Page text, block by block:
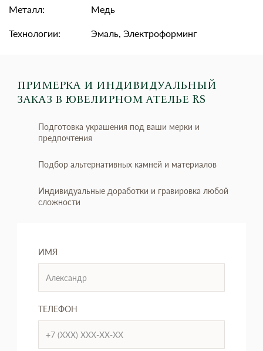
Металл:
Медь
Технологии:
Эмаль, Электроформинг
ПРИМЕРКА И ИНДИВИДУАЛЬНЫЙ
ЗАКАЗ В ЮВЕЛИРНОМ АТЕЛЬЕ RS
Подготовка украшения под ваши мерки и
предпочтения
Подбор альтернативных камней и материалов
Индивидуальные доработки и гравировка любой
сложности
ИМЯ
ТЕЛЕФОН